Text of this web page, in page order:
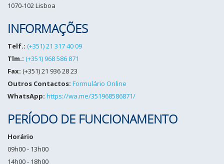
1070-102 Lisboa
INFORMAÇÕES
Telf.: (+351) 21 317 40 09
Tlm.: (+351) 968 586 871
Fax: (+351) 21 936 28 23
Outros Contactos: Formulário Online
WhatsApp: https://wa.me/351968586871/
PERÍODO DE FUNCIONAMENTO
Horário
09h00 - 13h00
14h00 - 18h00